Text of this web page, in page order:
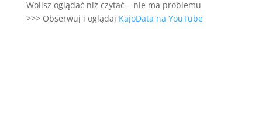
Wolisz oglądać niż czytać – nie ma problemu
>>> Obserwuj i oglądaj KajoData na YouTube